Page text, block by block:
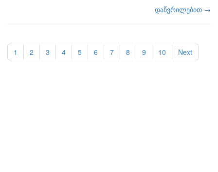
დაწვრილებით →
1 2 3 4 5 6 7 8 9 10 Next